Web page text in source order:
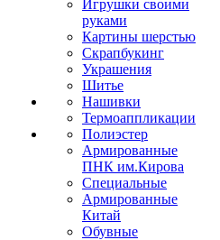
Игрушки своими
руками
Картины шерстью
Скрапбукинг
Украшения
Шитье
Нашивки
Термоаппликации
Полиэстер
Армированные
ПНК им.Кирова
Специальные
Армированные
Китай
Обувные